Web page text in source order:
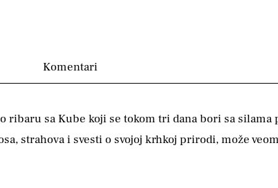
Komentari
ribaru sa Kube koji se tokom tri dana bori sa
strahova i svesti o svojoj krhkoj prirodi, može